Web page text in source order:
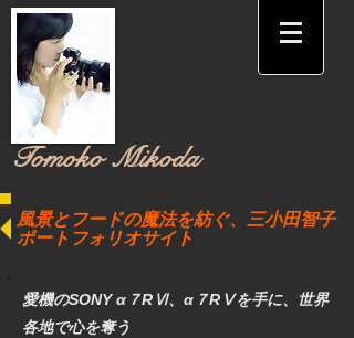
​Tomoko Mikoda
風景とフードの魔法を紡ぐ、三小田智子
ポートフォリオサイト
愛機のSONY α７RⅥ、α７RⅤを手に、世界
各地で心を奪う